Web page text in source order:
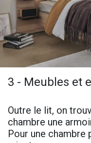
3 - Meubles et
Outre le lit, on
chambre une
Pour une chambre